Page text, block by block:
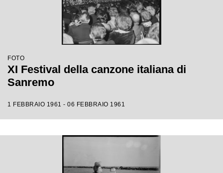
FOTO
XI Festival della canzone italiana di
Sanremo
1 FEBBRAIO 1961 - 06 FEBBRAIO 1961